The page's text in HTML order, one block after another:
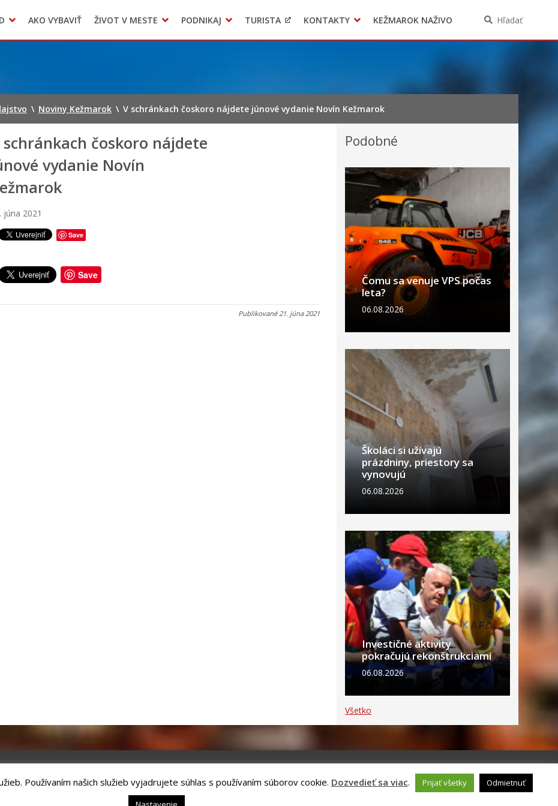
Geo informačný systém – Kežmarok
Oznamovanie podozrení z podvodov
AKO VYBAVIŤ ŽIVOT V MESTE
Triedený zber – NATUR – PACK
PODNIKAJ TURISTA KONTAKTY KEŽMAROK NAŽIVO Hľadať
\ Noviny Kežmarok \ V schránkach čoskoro nájdete júnové vydanie Novín Kežmarok
schránkach čoskoro nájdete
vydanie Novín
júna 2021
Save
Save
Publikované21. júna 2021
Podobné
Čomu sa venuje VPS počas
leta?
06.08.2026
Školáci si užívajú
prázdniny, priestory sa
vynovujú
06.08.2026
Investičné aktivity
pokračujú rekonštrukciami
06.08.2026
Všetko
Technology, s.r.o.
Používaním našich služieb vyjadrujete súhlas s používaním súborov cookie. Dozvedieť sa viac. Prijať všetky
Odmietnuť